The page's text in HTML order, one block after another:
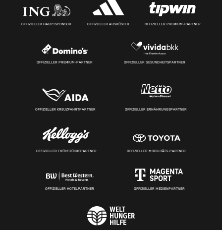
OFFIZIELLER HAUPTSPONSOR OFFIZIELLER AUSRÜSTER OFFIZIELLER PREMIUM-PARTNER
OFFIZIELLER PREMIUM-PARTNER OFFIZIELLER GESUNDHEITSPARTNER
OFFIZIELLER KREUZFAHRTPARTNER OFFIZIELLER ERNÄHRUNGSPARTNER
OFFIZIELLER FRÜHSTÜCKSPARTNER OFFIZIELLER MOBILITÄTS-PARTNER
OFFIZIELLER HOTELPARTNER OFFIZIELLER MEDIENPARTNER